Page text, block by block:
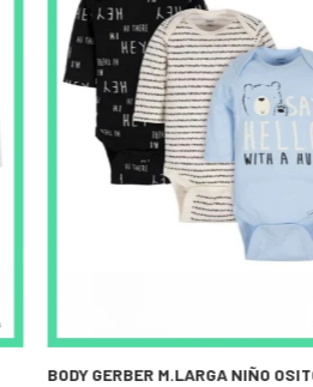
BODY GERBER M.LARGA NIÑO